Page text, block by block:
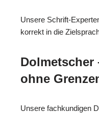
Unsere Schrift-
korrekt in die
Dolmetscher
ohne
Unsere fachkundigen